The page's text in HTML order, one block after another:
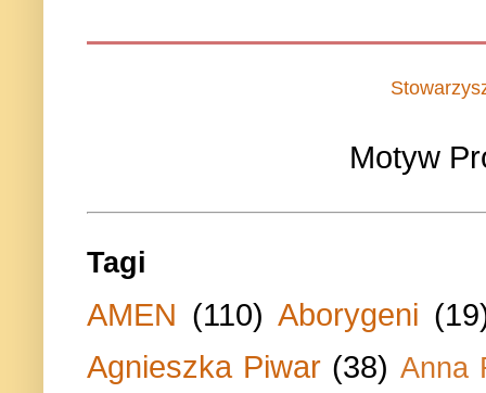
Motyw
Tagi
AMEN (110) Aborygeni
Agnieszka Piwar (38) Anna